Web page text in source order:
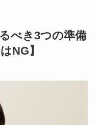
べき3つの準備
NG】